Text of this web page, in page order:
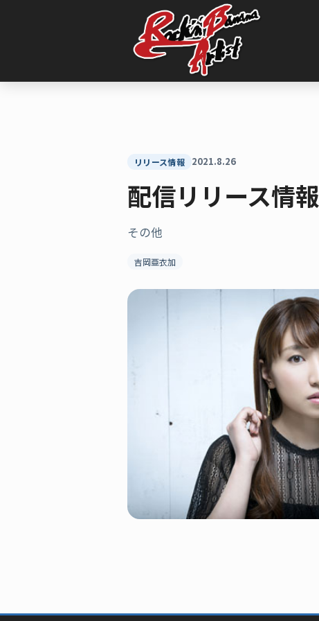
ッ
リリース情報 2021.8.26
配信リリース情報
その他
吉岡亜衣加